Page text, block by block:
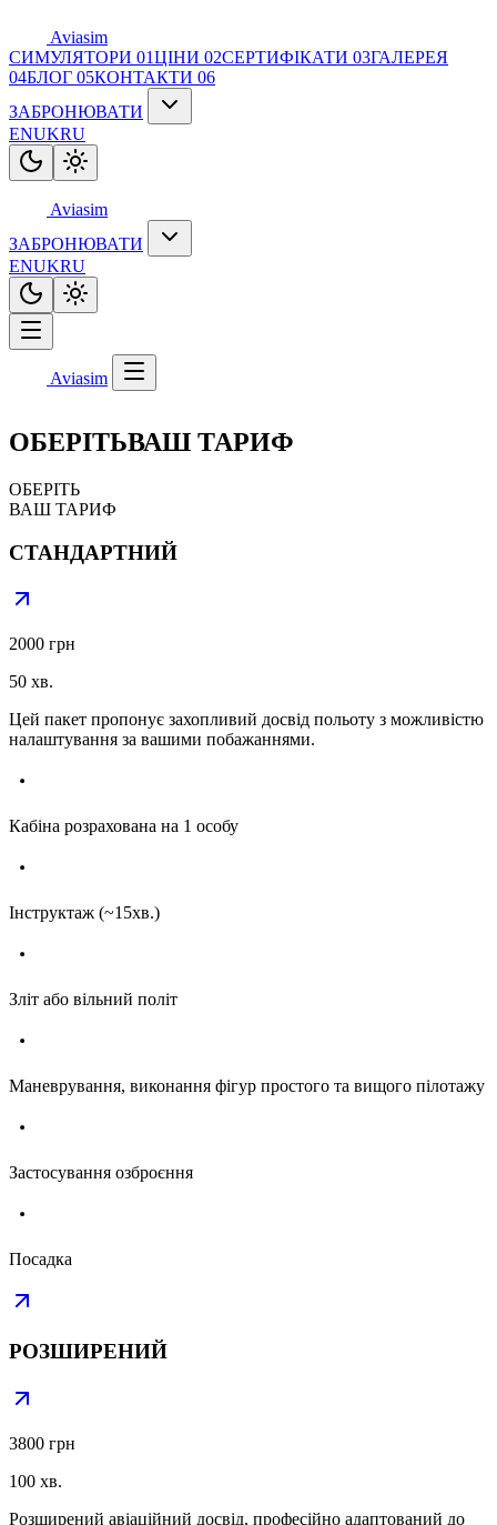
Aviasim
СИМУЛЯТОРИ 01ЦІНИ 02СЕРТИФІКАТИ 03ГАЛЕРЕЯ
04БЛОГ 05КОНТАКТИ 06
ЗАБРОНЮВАТИ
ENUKRU
Aviasim
ЗАБРОНЮВАТИ
ENUKRU
Aviasim
ОБЕРІТЬВАШ ТАРИФ
ОБЕРІТЬ
ВАШ ТАРИФ
СТАНДАРТНИЙ
2000 грн
50 хв.
Цей пакет пропонує захопливий досвід польоту з можливістю
налаштування за вашими побажаннями.
Кабіна розрахована на 1 особу
Інструктаж (~15хв.)
Зліт або вільний політ
Маневрування, виконання фігур простого та вищого пілотажу
Застосування озброєння
Посадка
РОЗШИРЕНИЙ
3800 грн
100 хв.
Розширений авіаційний досвід, професійно адаптований до